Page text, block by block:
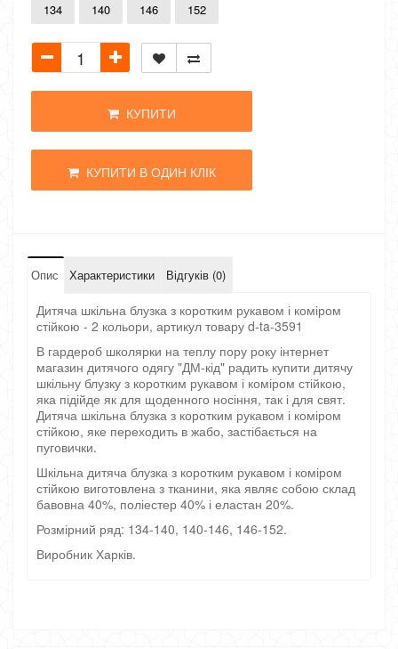
134
140 146 152
КУПИТИ
КУПИТИ В ОДИН КЛІК
Опис Характеристики Відгуків (0)
Дитяча шкільна блузка з коротким рукавом і коміром
стійкою - 2 кольори, артикул товару d-ta-3591
В гардероб школярки на теплу пору року інтернет
магазин дитячого одягу "ДМ-кід" радить купити дитячу
шкільну блузку з коротким рукавом і коміром стійкою,
яка підійде як для щоденного носіння, так і для свят.
Дитяча шкільна блузка з коротким рукавом і коміром
стійкою, яке переходить в жабо, застібається на
пуговички.
Шкільна дитяча блузка з коротким рукавом і коміром
стійкою виготовлена з тканини, яка являє собою склад
бавовна 40%, поліестер 40% і еластан 20%.
Розмірний ряд: 134-140, 140-146, 146-152.
Виробник Харків.